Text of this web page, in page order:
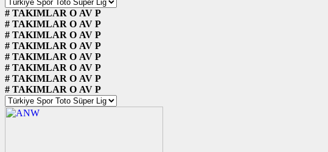
# TAKIMLAR O AV P
# TAKIMLAR O AV P
# TAKIMLAR O AV P
# TAKIMLAR O AV P
# TAKIMLAR O AV P
# TAKIMLAR O AV P
# TAKIMLAR O AV P
# TAKIMLAR O AV P